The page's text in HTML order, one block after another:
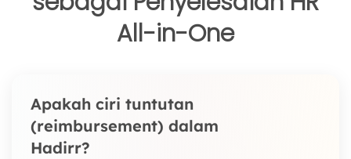
All-in-One
Apakah ciri tuntutan
(reimbursement) dalam
Hadirr?